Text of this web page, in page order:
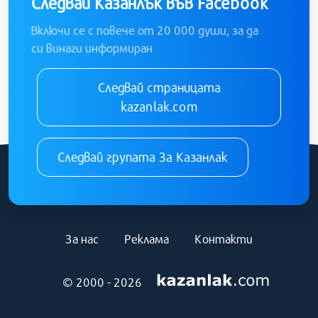
Включи се с повече от 20 000 души, за да
си винаги информиран
Следвай страницата
kazanlak.com
Следвай групата За Казанлак
© 2000 - 2026
За нас Реклама Контакти